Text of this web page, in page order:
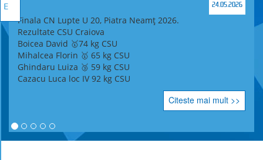
24.05.2026
Finala CN Lupte U 20, Piatra Neamț 2026.
Rezultate CSU Craiova
Boicea David 🥇74 kg CSU
Mihalcea Florin 🥇 65 kg CSU
Ghindaru Luiza 🥉 59 kg CSU
Cazacu Luca loc IV 92 kg CSU
Citeste mai mult >>
E